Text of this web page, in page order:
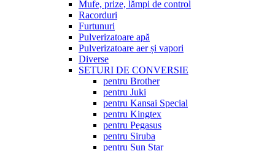
Mufe, prize, lămpi de control
Racorduri
Furtunuri
Pulverizatoare apă
Pulverizatoare aer și vapori
Diverse
SETURI DE CONVERSIE
pentru Brother
pentru Juki
pentru Kansai Special
pentru Kingtex
pentru Pegasus
pentru Siruba
pentru Sun Star